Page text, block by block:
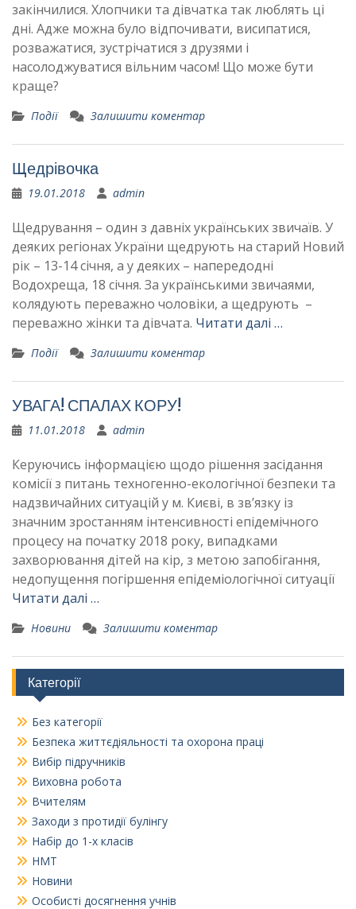
закінчилися. Хлопчики та дівчатка так люблять ці
дні. Адже можна було відпочивати, висипатися,
розважатися, зустрічатися з друзями і
насолоджуватися вільним часом! Що може бути
краще?
Події Залишити коментар
Щедрівочка
19.01.2018 admin
Щедрування – один з давніх українських звичаїв. У
деяких регіонах України щедрують на старий Новий
рік – 13-14 січня, а у деяких – напередодні
Водохреща, 18 січня. За українськими звичаями,
колядують переважно чоловіки, а щедрують –
переважно жінки та дівчата. Читати далі …
Події Залишити коментар
УВАГА! СПАЛАХ КОРУ!
11.01.2018 admin
Керуючись інформацією щодо рішення засідання
комісії з питань техногенно-екологічної безпеки та
надзвичайних ситуацій у м. Києві, в зв’язку із
значним зростанням інтенсивності епідемічного
процесу на початку 2018 року, випадками
захворювання дітей на кір, з метою запобігання,
недопущення погіршення епідеміологічної ситуації
Читати далі …
Новини Залишити коментар
Категорії
Без категорії
Безпека життєдіяльності та охорона праці
Вибір підручників
Виховна робота
Вчителям
Заходи з протидії булінгу
Набір до 1-х класів
НМТ
Новини
Особисті досягнення учнів